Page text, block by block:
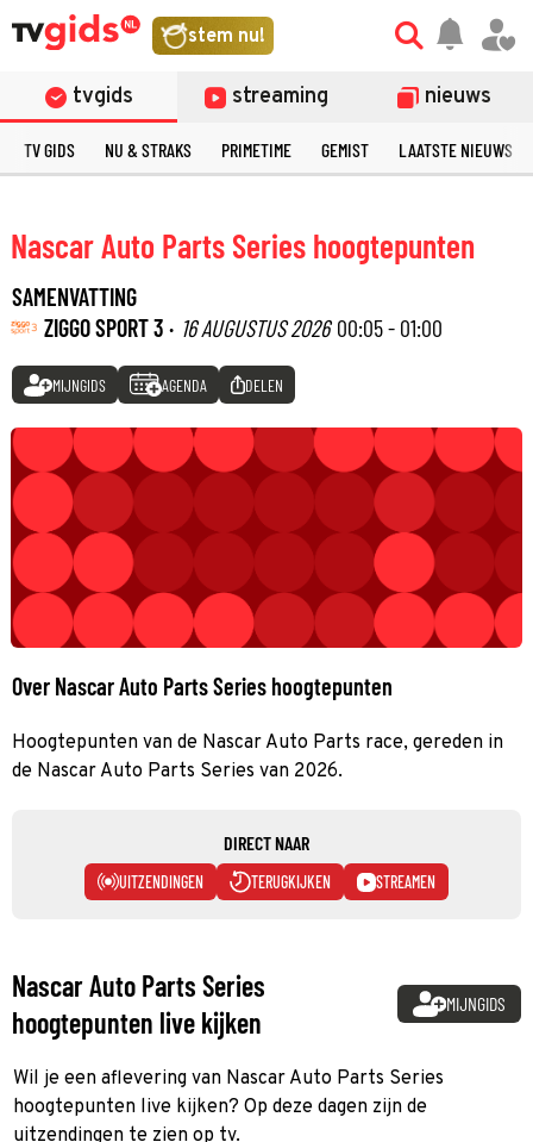
stem nu!
tvgids streaming nieuws
TV GIDS NU & STRAKS PRIMETIME GEMIST LAATSTE NIEUWS
Nascar Auto Parts Series hoogtepunten
SAMENVATTING
ZIGGO SPORT 3 · 16 AUGUSTUS 2026 00:05 - 01:00
MIJNGIDS AGENDA DELEN
Over Nascar Auto Parts Series hoogtepunten
Hoogtepunten van de Nascar Auto Parts race, gereden in
de Nascar Auto Parts Series van 2026.
DIRECT NAAR
UITZENDINGEN TERUGKIJKEN STREAMEN
Nascar Auto Parts Series
hoogtepunten live kijken
MIJNGIDS
Wil je een aflevering van Nascar Auto Parts Series
hoogtepunten live kijken? Op deze dagen zijn de
uitzendingen te zien op tv.